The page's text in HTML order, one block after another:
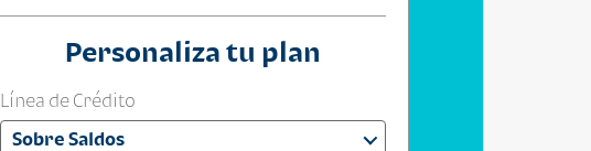
Personaliza tu plan
Línea de Crédito
Sobre Saldos